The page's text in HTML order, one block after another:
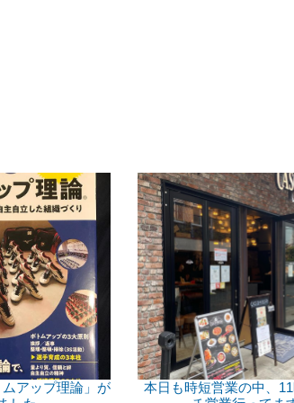
アップ理論」が
本日も時短営業の中、